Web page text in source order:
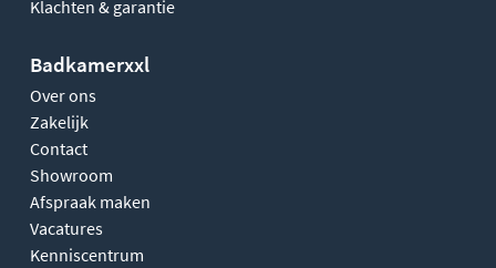
Klachten & garantie
Badkamerxxl
Over ons
Zakelijk
Contact
Showroom
Afspraak maken
Vacatures
Kenniscentrum